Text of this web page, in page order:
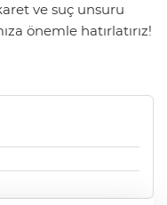
ve suç unsuru
önemle hatırlatırız!